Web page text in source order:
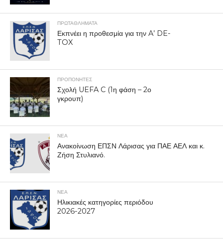
ΠΡΩΤΑΘΛΉΜΑΤΑ
Εκπνέει η προθεσμία για την A’ DE-
TOX
ΠΡΟΠΟΝΗΤΈΣ
Σχολή UEFA C (1η φάση – 2ο
γκρουπ)
ΝΕΑ
Ανακοίνωση ΕΠΣΝ Λάρισας για ΠΑΕ ΑΕΛ και κ.
Ζήση Στυλιανό.
ΝΕΑ
Ηλικιακές κατηγορίες περιόδου
2026-2027